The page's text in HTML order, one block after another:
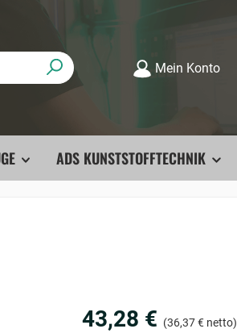
Mein Konto
ADS KUNSTSTOFFTECHNIK
43,28 € (36,37 € netto)